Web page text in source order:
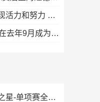
湖人新援扎威：会在场上展现活力和努力 防守对方最好的球员
NBA球星哈斯勒姆确认：我在去年9月成为伊普斯维奇少数股东
WNBA全明星单项赛投篮之星-单项赛全场录像